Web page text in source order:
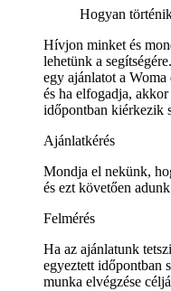
Hogyan
Hívjon minket és
lehetünk a
egy ajánlatot a
és ha elfogadja,
időpontban kiérkezik
Ajánlatkérés
Mondja el nekünk,
és ezt követően
Felmérés
Ha az ajánlatunk
egyeztett időpontban
munka elvégzése